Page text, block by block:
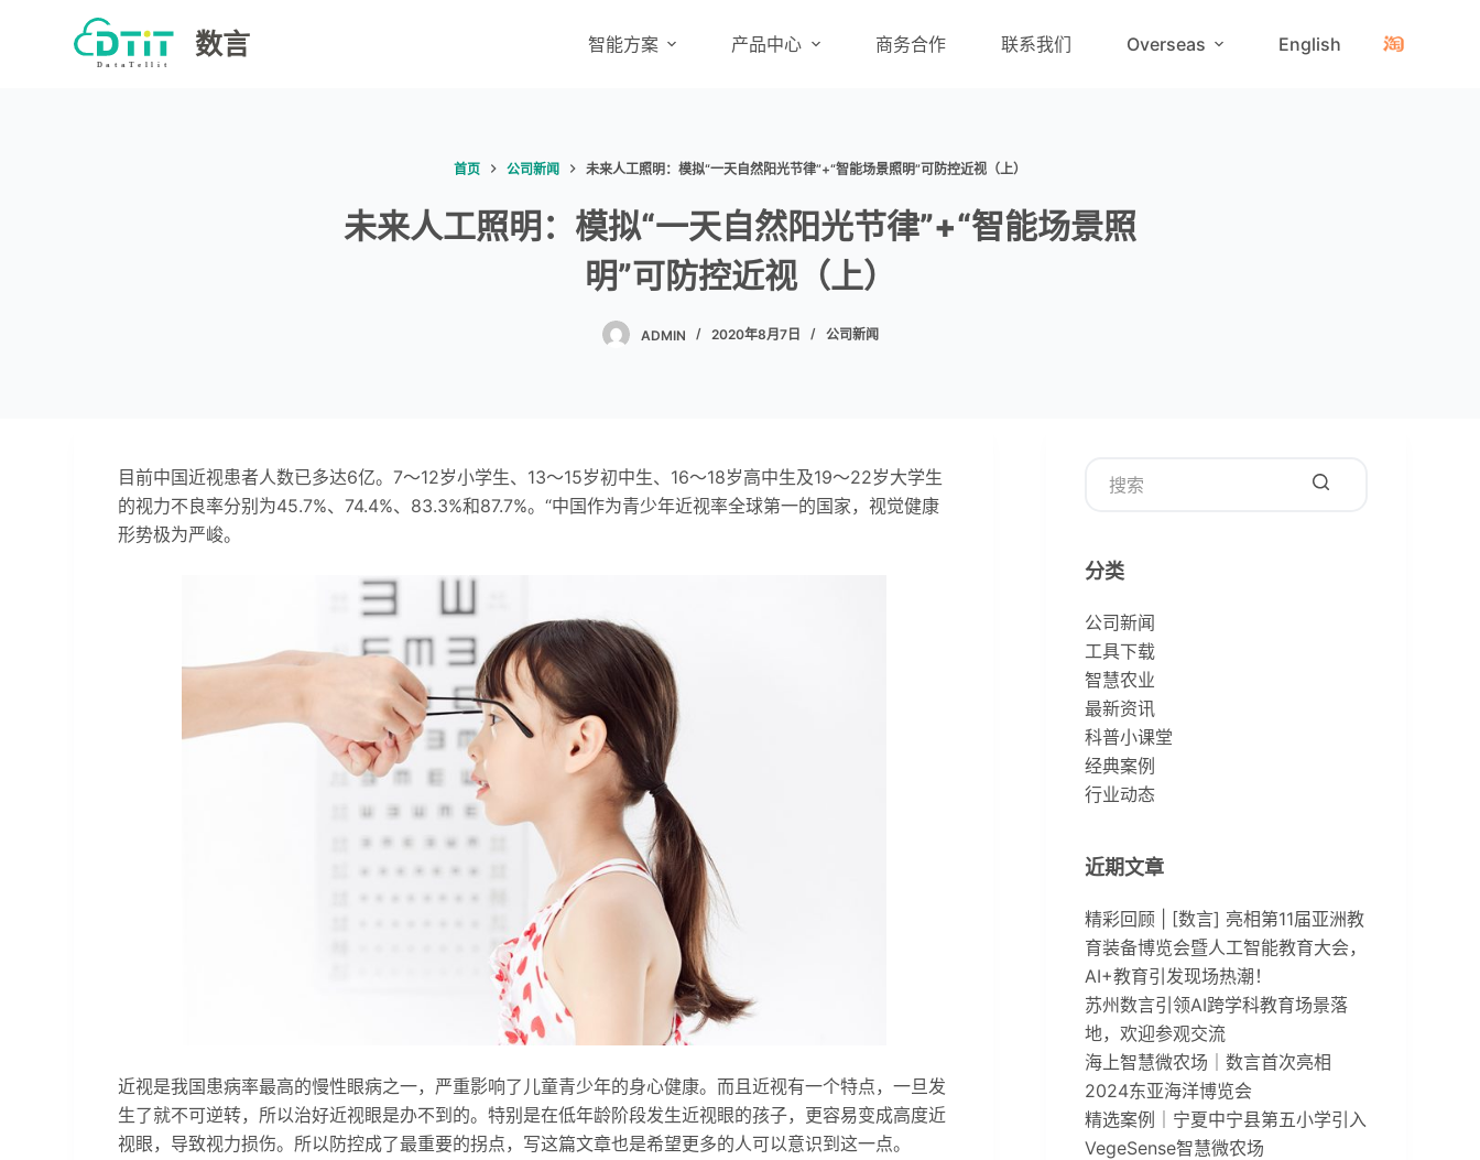
数言 智能方案 产品中心 商务合作 联系我们 Overseas English
首页 公司新闻 未来人工照明：模拟“一天自然阳光节律”+“智能场景照明”可防控近视（上）
未来人工照明：模拟“一天自然阳光节律”+“智能场景照
明”可防控近视（上）
ADMIN 2020年8月7日 公司新闻
目前中国近视患者人数已多达6亿。7～12岁小学生、13～15岁初中生、16～18岁高中生及19～22岁大学生
的视力不良率分别为45.7%、74.4%、83.3%和87.7%。“中国作为青少年近视率全球第一的国家，视觉健康
形势极为严峻。
近视是我国患病率最高的慢性眼病之一，严重影响了儿童青少年的身心健康。而且近视有一个特点，一旦发
生了就不可逆转，所以治好近视眼是办不到的。特别是在低年龄阶段发生近视眼的孩子，更容易变成高度近
视眼，导致视力损伤。所以防控成了最重要的拐点，写这篇文章也是希望更多的人可以意识到这一点。
果
分类
公司新闻
工具下载
智慧农业
最新资讯
科普小课堂
经典案例
行业动态
近期文章
精彩回顾 | [数言] 亮相第11届亚洲教
育装备博览会暨人工智能教育大会，
AI+教育引发现场热潮！
苏州数言引领AI跨学科教育场景落
地，欢迎参观交流
海上智慧微农场｜数言首次亮相
2024东亚海洋博览会
精选案例｜宁夏中宁县第五小学引入
VegeSense智慧微农场